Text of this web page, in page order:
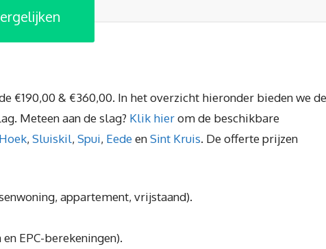
€190,00 & €360,00. In het overzicht hieronder bieden we de
Meteen aan de slag? Klik hierom de beschikbare
Hoek, Sluiskil, Spui, EedeenSint Kruis. De offerte prijzen
appartement, vrijstaand).
EPC-berekeningen).